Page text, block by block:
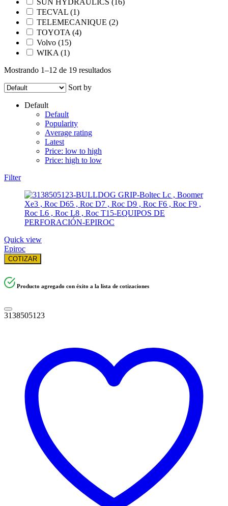
TECVAL (1)
TELEMECANIQUE (2)
TOYOTA (4)
Volvo (15)
WIKA (1)
Mostrando 1–12 de 19 resultados
Sort by
Default
Default
Popularity
Average rating
Latest
Price: low to high
Price: high to low
Filter
Quick view
Epiroc
COTIZAR
Producto agregado con éxito a la lista de cotizaciones
3138505123